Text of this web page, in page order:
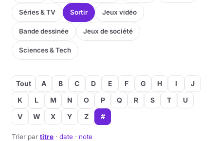
BD
Livres
Jeux vidéo
Jeux de société
Musique
Séries & TV Sortir Jeux vidéo
Bande dessinée Jeux de société
Sciences & Tech
Tout A B C D E F G H I
J
K
L M N O P Q R S T
U
V
W X Y Z #
Trier par titre · date · note